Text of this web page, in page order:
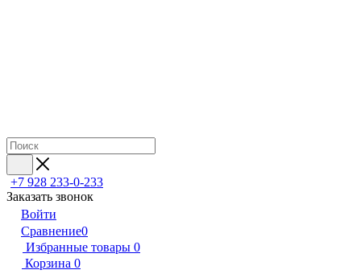
+7 928 233-0-233
Заказать звонок
Войти
Сравнение0
Избранные товары 0
Корзина 0